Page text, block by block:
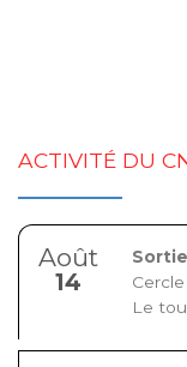
ACTIVITÉ DU
Août
14
Le